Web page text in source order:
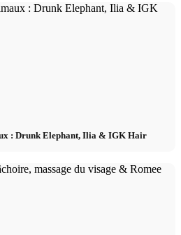
: Drunk Elephant, Ilia & IGK Hair